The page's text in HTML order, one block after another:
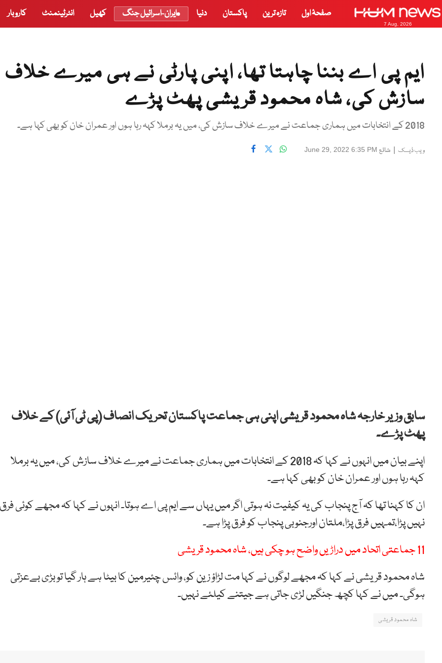
7 Aug, 2026
صفحۂ اول تازہ ترین پاکستان دنیا ایران-اسرائیل جنگ کھیل انٹرٹینمنٹ کاروبار
ایم پی اے بننا چاہتا تھا، اپنی پارٹی نے ہی میرے خلاف
سازش کی، شاہ محمود قریشی پھٹ پڑے
2018 کے انتخابات میں ہماری جماعت نے میرے خلاف سازش کی، میں یہ برملا کہہ رہا ہوں اور عمران خان کو بھی کہا ہے۔
ویب ڈیسک | شائع June 29, 2022 6:35 PM
سابق وزیر خارجہ شاہ محمود قریشی اپنی ہی جماعت پاکستان تحریک انصاف (پی ٹی آئی) کے خلاف
پھٹ پڑے۔
اپنے بیان میں انہوں نے کہا کہ 2018 کے انتخابات میں ہماری جماعت نے میرے خلاف سازش کی، میں یہ برملا
کہہ رہا ہوں اور عمران خان کو بھی کہا ہے۔
ان کا کہنا تھا کہ آج پنجاب کی یہ کیفیت نہ ہوتی اگر میں یہاں سے ایم پی اے ہوتا۔ انہوں نے کہا کہ مجھے کوئی فرق
نہیں پڑا،تمہیں فرق پڑا،ملتان اورجنوبی پنجاب کو فرق پڑا ہے۔
11 جماعتی اتحاد میں دراڑیں واضح ہو چکی ہیں، شاہ محمود قریشی
شاہ محمود قریشی نے کہا کہ مجھے لوگوں نے کہا مت لڑاؤ زین کو، وائس چئیرمین کا بیٹا ہے ہار گیا تو بڑی بےعزتی
ہوگی۔ میں نے کہا کچھ جنگیں لڑی جاتی ہے جیتنے کیلئے نہیں۔
شاہ محمود قریشی